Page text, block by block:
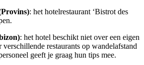
: het hotelrestaurant ‘Bistrot des
: het hotel beschikt niet over een eigen
restaurants op wandelafstand
geeft je graag hun tips mee.